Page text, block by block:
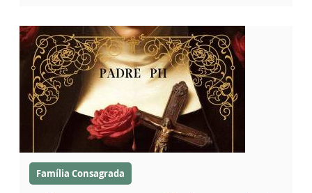
Família Consagrada